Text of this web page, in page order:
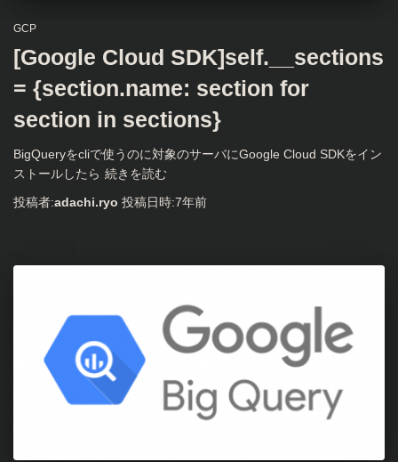
GCP
[Google Cloud SDK]self.__sections
= {section.name: section for
section in sections}
BigQueryをcliで使うのに対象のサーバにGoogle Cloud SDKをイン
ストールしたら 続きを読む
投稿者:adachi.ryo 投稿日時:7年前